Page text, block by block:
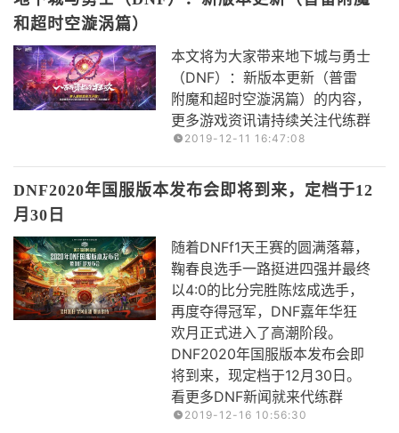
和超时空漩涡篇）
本文将为大家带来地下城与勇士
（DNF）：新版本更新（普雷
附魔和超时空漩涡篇）的内容，
更多游戏资讯请持续关注代练群
2019-12-11 16:47:08
DNF2020年国服版本发布会即将到来，定档于12
月30日
随着DNFf1天王赛的圆满落幕，
鞠春良选手一路挺进四强并最终
以4:0的比分完胜陈炫成选手，
再度夺得冠军，DNF嘉年华狂
欢月正式进入了高潮阶段。
DNF2020年国服版本发布会即
将到来，现定档于12月30日。
看更多DNF新闻就来代练群
2019-12-16 10:56:30